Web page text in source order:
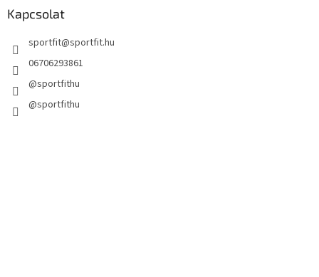
Kapcsolat
sportfit@sportfit.hu
06706293861
@sportfithu
@sportfithu